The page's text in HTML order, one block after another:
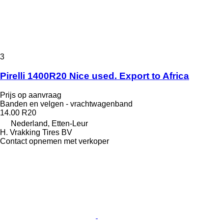
3
Pirelli 1400R20 Nice used. Export to Africa
Prijs op aanvraag
Banden en velgen - vrachtwagenband
14.00 R20
Nederland, Etten-Leur
H. Vrakking Tires BV
Contact opnemen met verkoper